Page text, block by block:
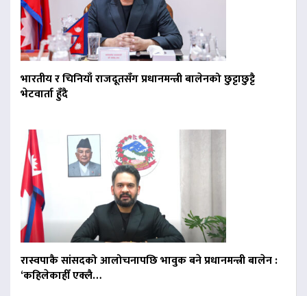
भारतीय र चिनियाँ राजदूतसँग प्रधानमन्त्री बालेनको छुट्टाछुट्टै
भेटवार्ता हुँदै
रास्वपाकै सांसदको आलोचनापछि भावुक बने प्रधानमन्त्री बालेन :
‘कहिलेकाहीँ एक्लै…